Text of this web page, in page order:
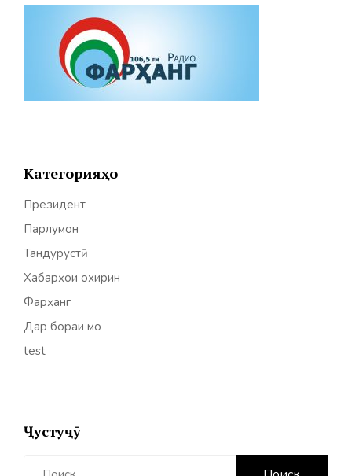
Категорияҳо
Президент
Парлумон
Тандурустӣ
Хабарҳои охирин
Фарҳанг
Дар бораи мо
test
Ҷустуҷӯ